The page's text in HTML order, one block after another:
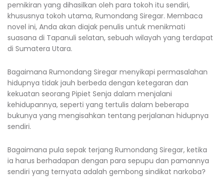
pemikiran yang dihasilkan oleh para tokoh itu sendiri,
khususnya tokoh utama, Rumondang Siregar. Membaca
novel ini, Anda akan diajak penulis untuk menikmati
suasana di Tapanuli selatan, sebuah wilayah yang terdapat
di Sumatera Utara.
Bagaimana Rumondang Siregar menyikapi permasalahan
hidupnya tidak jauh berbeda dengan ketegaran dan
kekuatan seorang Pipiet Senja dalam menjalani
kehidupannya, seperti yang tertulis dalam beberapa
bukunya yang mengisahkan tentang perjalanan hidupnya
sendiri.
Bagaimana pula sepak terjang Rumondang Siregar, ketika
ia harus berhadapan dengan para sepupu dan pamannya
sendiri yang ternyata adalah gembong sindikat narkoba?